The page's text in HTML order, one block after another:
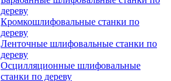
дереву
Кромкошлифовальные станки по
дереву
Ленточные шлифовальные станки по
дереву
Осцилляционные шлифовальные
станки по дереву